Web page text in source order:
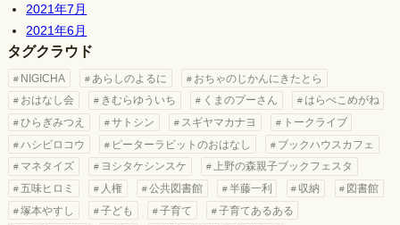
2021年7月
2021年6月
タグクラウド
NIGICHA あらしのよるに
おちゃのじかんにきたとら
おはなし会
きむらゆういち くまのプーさん
はらぺこめがね
ひらぎみつえ
サトシン スギヤマカナヨ
トークライブ
ハシビロコウ
ピーターラビットのおはなし
ブックハウスカフェ
マネタイズ
ヨシタケシンスケ
上野の森親子ブックフェスタ
五味ヒロミ
人権 公共図書館 半藤一利 収納
図書館
塚本やすし
子ども 子育て
子育てあるある